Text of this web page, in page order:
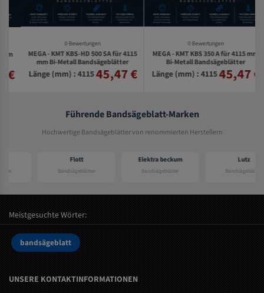
0 Bewertungen
MEGA - KMT KBS-HD 500 SA für 4115
mm Bi-Metall Bandsägeblätter
Länge (mm) : 411545,47 €
0 Bewertungen
MEGA - KMT KBS 350 A für 4115 mm
Bi-Metall Bandsägeblätter
Länge (mm) : 411545,47 €
Führende Bandsägeblatt-Marken
Hochwertige Bandsägeblätter von renommierten Herstellern
Bandsägeblätter
Elektra beckum
Bandsägeblätter Bandsägeblätter
Meistgesuchte Wörter:
bandsägeblatt
UNSERE KONTAKTINFORMATIONEN